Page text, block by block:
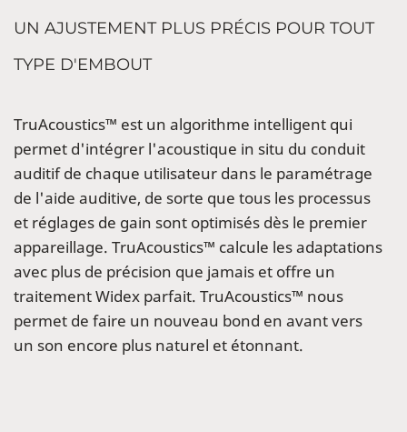
UN AJUSTEMENT PLUS PRÉCIS POUR TOUT
TYPE D'EMBOUT
TruAcoustics™ est un algorithme intelligent qui
permet d'intégrer l'acoustique in situ du conduit
auditif de chaque utilisateur dans le paramétrage
de l'aide auditive, de sorte que tous les processus
et réglages de gain sont optimisés dès le premier
appareillage. TruAcoustics™ calcule les adaptations
avec plus de précision que jamais et offre un
traitement Widex parfait. TruAcoustics™ nous
permet de faire un nouveau bond en avant vers
un son encore plus naturel et étonnant.